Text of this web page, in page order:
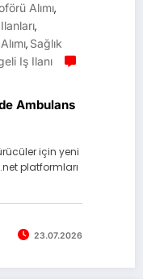
Alımı,
,
, Sağlık
Iş Ilanı
Ambulans
için yeni
platformları
23.07.2026